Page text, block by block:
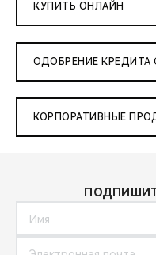
КУПИТЬ ОНЛАЙН
ОДОБРЕНИЕ КРЕДИТА
КОРПОРАТИВНЫЕ